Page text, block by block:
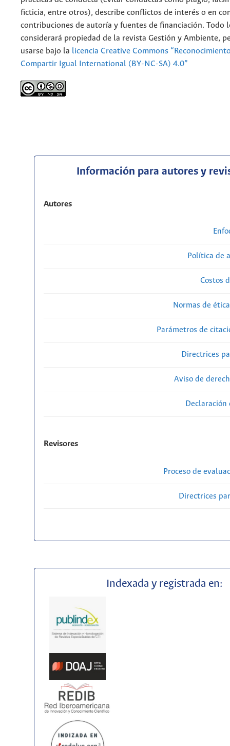
ficticia, entre otros), describe conflictos de interés o en
contribuciones de autoría y fuentes de financiación. Todo
considerará propiedad de la revista Gestión y Ambiente,
usarse bajo la licencia Creative Commons
Compartir Igual International (BY-NC-SA) 4.0”
Información para autores y
Autores
Política de
Costos
Normas de
Parámetros de
Directrices
Aviso de
Revisores
Proceso de
Directrices
Indexada y registrada en: